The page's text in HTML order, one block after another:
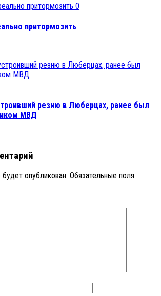
0
притормозить
резню в Люберцах, ранее был
МВД
опубликован. Обязательные поля